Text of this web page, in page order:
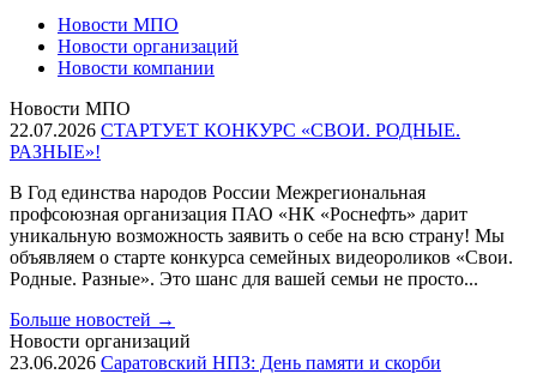
Новости МПО
Новости организаций
Новости компании
Новости МПО
22.07.2026 СТАРТУЕТ КОНКУРС «СВОИ. РОДНЫЕ.
РАЗНЫЕ»!
В Год единства народов России Межрегиональная
профсоюзная организация ПАО «НК «Роснефть» дарит
уникальную возможность заявить о себе на всю страну! Мы
объявляем о старте конкурса семейных видеороликов «Свои.
Родные. Разные». Это шанс для вашей семьи не просто...
Больше новостей →
Новости организаций
23.06.2026 Саратовский НПЗ: День памяти и скорби